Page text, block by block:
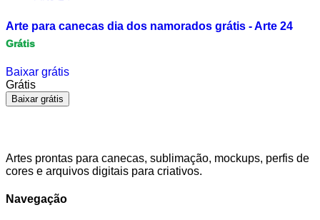
Arte para canecas dia dos namorados grátis - Arte 24
Grátis
Baixar grátis
Grátis
Baixar grátis
Artes prontas para canecas, sublimação, mockups, perfis de
cores e arquivos digitais para criativos.
Navegação